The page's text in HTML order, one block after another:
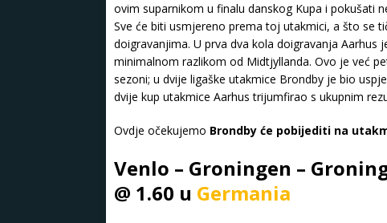
ovim suparnikom u finalu danskog Kupa i pokušati
Sve će biti usmjereno prema toj utakmici, a što se
doigravanjima. U prva dva kola doigravanja Aarhus
minimalnom razlikom od Midtjyllanda. Ovo je već
sezoni; u dvije ligaške utakmice Brondby je bio
dvije kup utakmice Aarhus trijumfirao s ukupnim
Ovdje očekujemo Brondby će pobijediti na
Venlo – Groningen –
@ 1.60 u Germania